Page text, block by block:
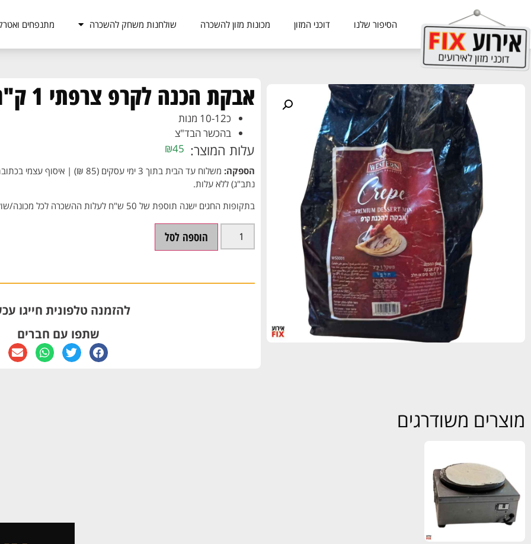
הסיפור שלנו דוכני המזון מכונות מזון להשכרה שולחנות משחק להשכרה מתנפחים
אבקת הכנה לקרפ צרפתי 1 ק"ג
כ10-12 מנות
בהכשר הבד"צ
עלות המוצר: ₪45
הספקה:
נתב"ג) ללא עלות.
בתקופות החגים ישנה תוספת של 50 ש"ח לעלות ההשכרה לכל מכונה/שולחן.
הוספה לסל
להזמנה טלפונית חייגו
שתפו עם חברים
מוצרים משודרגים